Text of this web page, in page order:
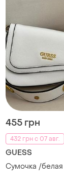
455 грн
432 грн с 07 авг.
GUESS
Сумочка /